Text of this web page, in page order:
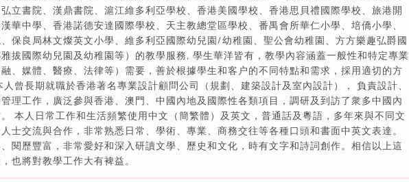
立書院、漢鼎書院、滬江維多利亞學校、香港美國學校、香港思貝禮國際學校、旅港開
華中學、香港諾德安達國際學校、天主教總堂區學校、番禺會所華仁小學、培僑小學、
保良局林文燦英文小學、維多利亞國際幼兒園/幼稚園、聖公會幼稚園、方方樂趣弘爵國
拔國際幼兒園及幼稚園等）的教學服務, 學生華洋皆有，教學內容涵蓋一般性和特定專業
融、媒體、醫療、法律等）需要，善於根據學生和客户的不同特點和需求，採用適切的方
人曾長期就職於香港著名專業設計顧問公司（規劃、建築設計及室內設計）， 負責設計、
理工作，廣泛參與香港、澳門、中國內地及國際性各類項目，調研及到訪了衆多中國內
本人日常工作和生活頻繁使用中文（簡繁體）及英文，普通話及粵語，多年來與不同文
士交流與合作，非常熟悉日常、學術、專業、商務交往等各種口頭和書面中英文表達。
閱歷豐富，非常愛好和深入研讀文學、歷史和文化，時有文字和詩詞創作。相信以上這
也將對教學工作大有裨益。